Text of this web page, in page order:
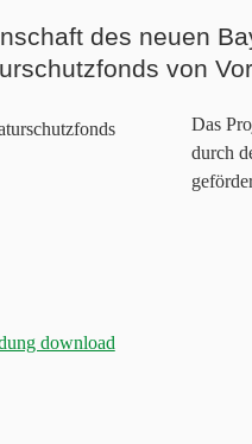
des neuen
von
Das
durch
download